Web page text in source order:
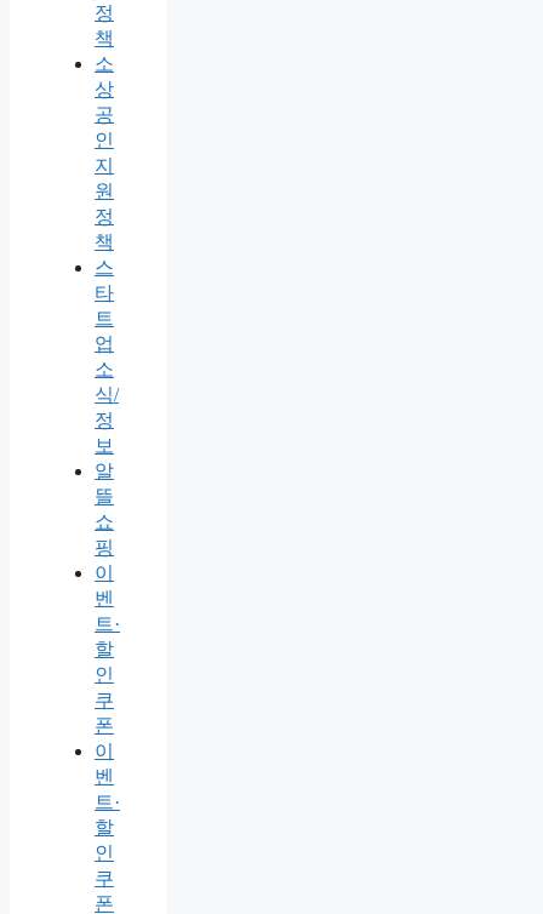
정
책
소
상
공
인
지
원
정
책
스
타
트
업
소
식/
정
보
알
뜰
쇼
핑
이
벤
트·
할
인
쿠
폰
이
벤
트·
할
인
쿠
폰